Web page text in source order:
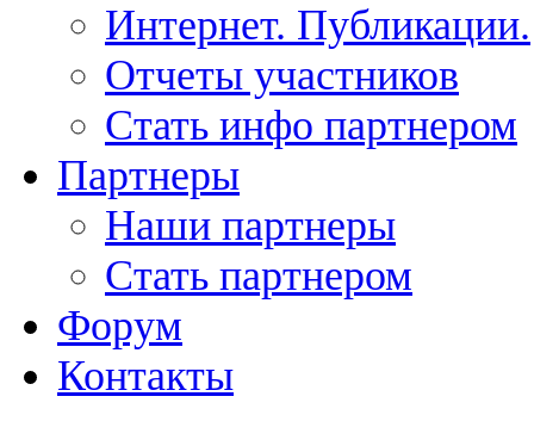
Интернет. Публикации.
Отчеты участников
Стать инфо партнером
Партнеры
Наши партнеры
Стать партнером
Форум
Контакты